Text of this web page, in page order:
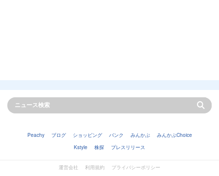
Peachy ブログ ショッピング バンク みんかぶ
みんかぶChoice
Kstyle
株探 プレスリリース
運営会社 利用規約
プライバシーポリシー